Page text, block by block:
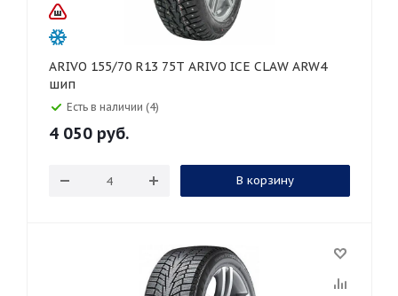
ARIVO 155/70 R13 75T ARIVO ICE CLAW ARW4
шип
Есть в наличии (4)
4 050 руб.
В корзину